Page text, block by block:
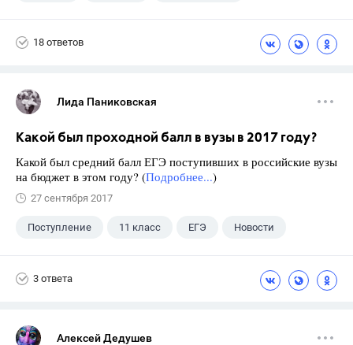
18 ответов
Лида Паниковская
Какой был проходной балл в вузы в 2017 году?
Какой был средний балл ЕГЭ поступивших в российские вузы
на бюджет в этом году? (Подробнее...)
27 сентября 2017
Поступление 11 класс ЕГЭ Новости
3 ответа
Алексей Дедушев